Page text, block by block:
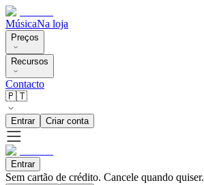
MúsicaNa loja
Preços
Recursos
Contacto
🇵🇹
Entrar Criar conta
Entrar
Sem cartão de crédito. Cancele quando quiser.